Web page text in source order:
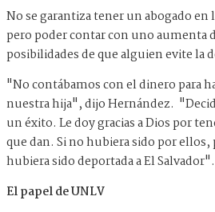
No se garantiza tener un abogado
pero poder contar con uno aumenta
posibilidades de que alguien evite la
"No contábamos con el dinero para
nuestra hija", dijo Hernández.
un éxito. Le doy gracias a Dios por
que dan. Si no hubiera sido por
hubiera sido deportada a El Salvador".
El papel de UNLV